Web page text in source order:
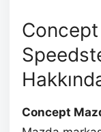
Concept